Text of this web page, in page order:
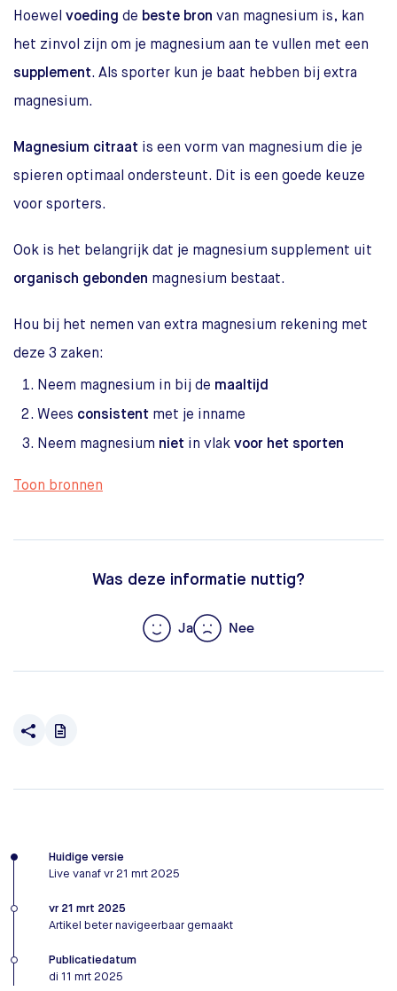
Hoewel voeding de beste bron van magnesium is, kan
het zinvol zijn om je magnesium aan te vullen met een
supplement. Als sporter kun je baat hebben bij extra
magnesium.
Magnesium citraat is een vorm van magnesium die je
spieren optimaal ondersteunt. Dit is een goede keuze
voor sporters.
Ook is het belangrijk dat je magnesium supplement uit
organisch gebonden magnesium bestaat.
Hou bij het nemen van extra magnesium rekening met
deze 3 zaken:
Neem magnesium in bij de maaltijd
Wees consistent met je inname
Neem magnesium niet in vlak voor het sporten
Toon bronnen
Was deze informatie nuttig?
Ja Nee
Huidige versie
Live vanaf vr 21 mrt 2025
vr 21 mrt 2025
Artikel beter navigeerbaar gemaakt
Publicatiedatum
di 11 mrt 2025